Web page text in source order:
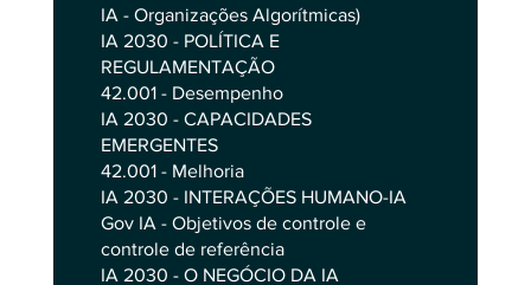
IA - Organizações Algorítmicas)
IA 2030 - POLÍTICA E
REGULAMENTAÇÃO
42.001 - Desempenho
IA 2030 - CAPACIDADES
EMERGENTES
42.001 - Melhoria
IA 2030 - INTERAÇÕES HUMANO-IA
Gov IA - Objetivos de controle e
controle de referência
IA 2030 - O NEGÓCIO DA IA